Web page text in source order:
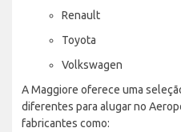
Renault
Toyota
Volkswagen
A Maggiore oferece uma
diferentes para alugar no
fabricantes como: